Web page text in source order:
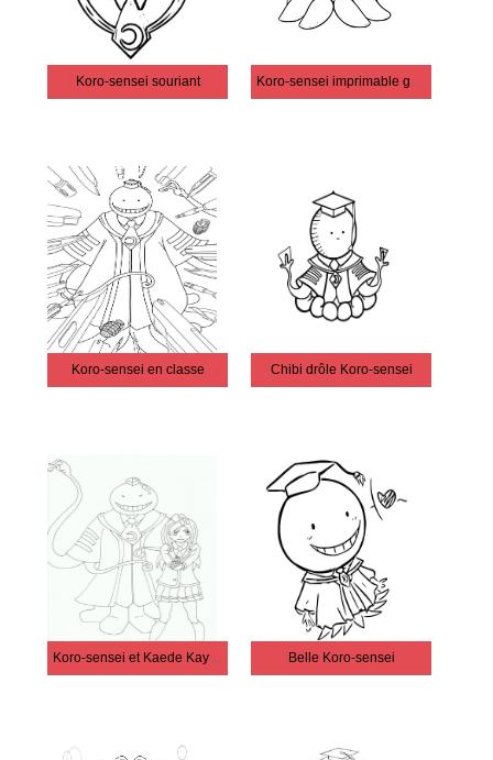
Koro-sensei souriant Koro-sensei imprimable gratuitement
Koro-sensei en classe Chibi drôle Koro-sensei
Koro-sensei et Kaede Kayano Belle Koro-sensei